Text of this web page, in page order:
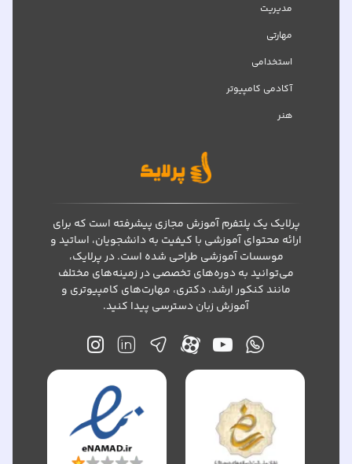
مدیریت
مهارتی
استخدامی
آکادمی کامپیوتر
هنر
پرلایک یک پلتفرم آموزش مجازی پیشرفته است که برای
ارائه محتوای آموزشی با کیفیت به دانشجویان، اساتید و
موسسات آموزشی طراحی شده است. در پرلایک،
می‌توانید به دوره‌های تخصصی در زمینه‌های مختلف
مانند کنکور ارشد، دکتری، مهارت‌های کامپیوتری و
آموزش زبان دسترسی پیدا کنید.